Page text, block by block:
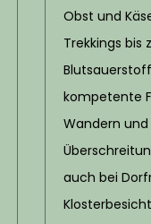
Obst und
Trekkings bis
kompetente
Wandern
auch bei